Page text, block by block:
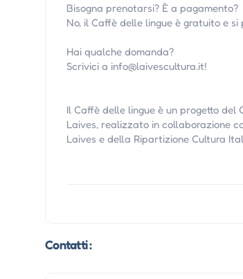
Bisogna prenotarsi? È a pagamento?
No, il Caffè delle lingue è gratuito e
Hai qualche domanda?
Scrivici a info@laivescultura.it!
Il Caffè delle lingue è un progetto del
Laives, realizzato in collaborazione
Laives e della Ripartizione Cultura
Contatti :